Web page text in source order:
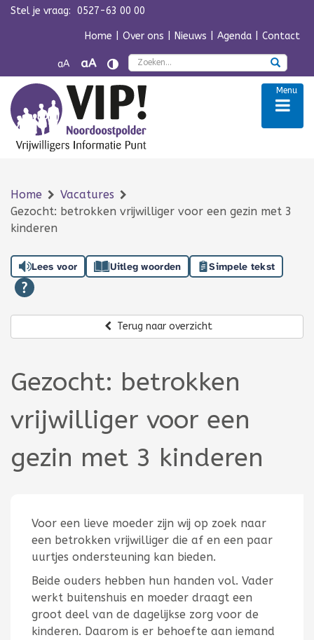
Navigatie overslaan
Stel je vraag: 0527-63 00 00
Home Over ons Nieuws Agenda Contact
aA aA
Menu
Home
Vacatures
Gezocht: betrokken vrijwilliger voor een gezin met 3
kinderen
Lees voor Uitleg woorden Simpele tekst
Terug naar overzicht
Gezocht: betrokken
vrijwilliger voor een
gezin met 3 kinderen
Voor een lieve moeder zijn wij op zoek naar
een betrokken vrijwilliger die af en een paar
uurtjes ondersteuning kan bieden.
Beide ouders hebben hun handen vol. Vader
werkt buitenshuis en moeder draagt een
groot deel van de dagelijkse zorg voor de
kinderen. Daarom is er behoefte aan iemand